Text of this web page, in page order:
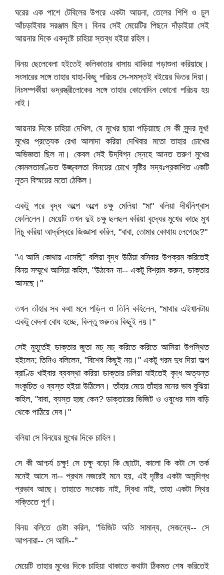
ঘরের এক পাশে টেবিলের উপরে একটা আয়না, তেলের শিশি ও চুল
আঁচড়াইবার সরঞ্জাম ছিল। বিনয় সেই মেয়েটির পিছনে দাঁড়াইয়া সেই
আয়নার দিকে একদৃষ্টে চাহিয়া স্তব্ধ হইয়া রহিল।
বিনয় ছেলেবেলা হইতেই কলিকাতার বাসায় থাকিয়া পড়াশুনা করিয়াছে।
সংসারের সঙ্গে তাহার যাহা-কিছু পরিচয় সে-সমস্তই বইয়ের ভিতর দিয়া।
নিঃসম্পর্কীয়া ভদ্রস্ত্রীলোকের সঙ্গে তাহার কোনোদিন কোনো পরিচয় হয়
নাই।
আয়নার দিকে চাহিয়া দেখিল, যে মুখের ছায়া পড়িয়াছে সে কী সুন্দর মুখ!
মুখের প্রত্যেক রেখা আলাদা করিয়া দেখিবার মতো তাহার চোখের
অভিজ্ঞতা ছিল না। কেবল সেই উদ্‌বিগ্ন স্নেহে আনত তরুণ মুখের
কোমলতামণ্ডিত উজ্জ্বলতা বিনয়ের চোখে সৃষ্টির সদ্যঃপ্রকাশিত একটি
নূতন বিস্ময়ের মতো ঠেকিল।
একটু পরে বৃদ্ধ অল্পে অল্পে চক্ষু মেলিয়া "মা" বলিয়া দীর্ঘনিশ্বাস
ফেলিলেন। মেয়েটি তখন দুই চক্ষু ছলছল করিয়া বৃদ্ধের মুখের কাছে মুখ
নিচু করিয়া আর্দ্রস্বরে জিজ্ঞাসা করিল, "বাবা, তোমার কোথায় লেগেছে?"
"এ আমি কোথায় এসেছি" বলিয়া বৃদ্ধ উঠিয়া বসিবার উপক্রম করিতেই
বিনয় সম্মুখে আসিয়া কহিল, "উঠবেন না-- একটু বিশ্রাম করুন, ডাক্তার
আসছে।"
তখন তাঁহার সব কথা মনে পড়িল ও তিনি কহিলেন, "মাথার এইখানটায়
একটু বেদনা বোধ হচ্ছে, কিন্তু গুরুতর কিছুই নয়।"
সেই মুহূর্তেই ডাক্তার জুতা মচ্‌ মচ্‌ করিতে করিতে আসিয়া উপস্থিত
হইলেন; তিনিও বলিলেন, "বিশেষ কিছুই নয়।" একটু গরম দুধ দিয়া অল্প
ব্রাণ্ডি খাইবার ব্যবস্থা করিয়া ডাক্তার চলিয়া যাইতেই বৃদ্ধ অত্যন্ত
সংকুচিত ও ব্যস্ত হইয়া উঠিলেন। তাঁহার মেয়ে তাঁহার মনের ভাব বুঝিয়া
কহিল, "বাবা, ব্যস্ত হচ্ছ কেন? ডাক্তারের ভিজিট ও ওষুধের দাম বাড়ি
থেকে পাঠিয়ে দেব।"
বলিয়া সে বিনয়ের মুখের দিকে চাহিল।
সে কী আশ্চর্য চক্ষু! সে চক্ষু বড়ো কি ছোটো, কালো কি কটা সে তর্ক
মনেই আসে না-- প্রথম নজরেই মনে হয়, এই দৃষ্টির একটা অসন্দিগ্ধ
প্রভাব আছে। তাহাতে সংকোচ নাই, দ্বিধা নাই, তাহা একটা স্থির
শক্তিতে পূর্ণ।
বিনয় বলিতে চেষ্টা করিল, "ভিজিট অতি সামান্য, সেজন্যে-- সে
আপনারা-- সে আমি--"
মেয়েটি তাহার মুখের দিকে চাহিয়া থাকাতে কথাটা ঠিকমত শেষ করিতেই